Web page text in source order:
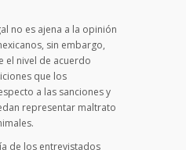
no es ajena a la opinión
sin embargo,
el nivel de acuerdo
que los
a las sanciones y
representar maltrato
de los entrevistados